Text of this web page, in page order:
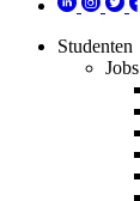
Studenten
Jobs